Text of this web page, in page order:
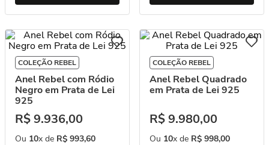
COLEÇÃO REBEL
Anel Rebel com Ródio
Negro em Prata de Lei
925
R$9.936,00
Ou 10x de R$ 993,60
COLEÇÃO REBEL
Anel Rebel Quadrado
em Prata de Lei 925
R$9.980,00
Ou 10x de R$ 998,00